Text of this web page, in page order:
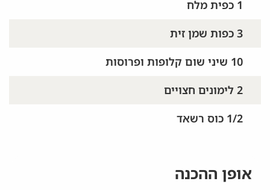
1 כפית מלח
3 כפות שמן זית
10 שיני שום קלופות ופרוסות
2 לימונים חצויים
1/2 כוס רשאד
אופן ההכנה